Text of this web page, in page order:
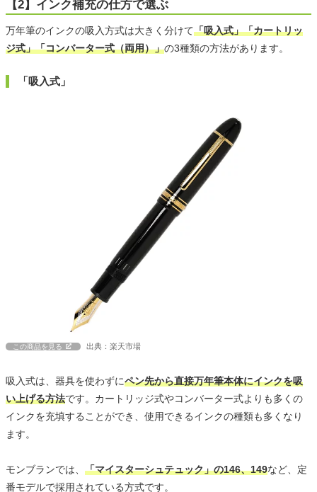
【2】インク補充の仕方で選ぶ
万年筆のインクの吸入方式は大きく分けて「吸入式」「カートリッ
ジ式」「コンバーター式（両用）」の3種類の方法があります。
「吸入式」
この商品を見る 出典：楽天市場
吸入式は、器具を使わずにペン先から直接万年筆本体にインクを吸
い上げる方法です。カートリッジ式やコンバーター式よりも多くの
インクを充填することができ、使用できるインクの種類も多くなり
ます。
モンブランでは、 「マイスターシュテュック」の146、149など、定
番モデルで採用されている方式です。